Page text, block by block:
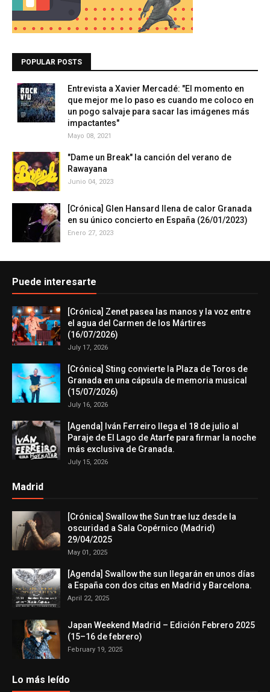
POPULAR POSTS
Entrevista a Xavier Mercadé: "El momento en
que mejor me lo paso es cuando me coloco en
un pogo salvaje para sacar las imágenes más
impactantes"
Mayo 08, 2021
"Dame un Break" la canción del verano de
Rawayana
Junio 04, 2023
[Crónica] Glen Hansard llena de calor Granada
en su único concierto en España (26/01/2023)
Enero 27, 2023
Puede interesarte
[Crónica] Zenet pasea las manos y la voz entre
el agua del Carmen de los Mártires
(16/07/2026)
July 17, 2026
[Crónica] Sting convierte la Plaza de Toros de
Granada en una cápsula de memoria musical
(15/07/2026)
July 16, 2026
[Agenda] Iván Ferreiro llega el 18 de julio al
Paraje de El Lago de Atarfe para firmar la noche
más exclusiva de Granada.
July 15, 2026
Madrid
[Crónica] Swallow the Sun trae luz desde la
oscuridad a Sala Copérnico (Madrid)
29/04/2025
May 01, 2025
[Agenda] Swallow the sun llegarán en unos días
a España con dos citas en Madrid y Barcelona.
April 22, 2025
Japan Weekend Madrid – Edición Febrero 2025
(15–16 de febrero)
February 19, 2025
Lo más leído